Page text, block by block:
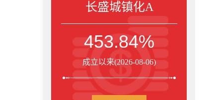
长盛城镇化A
453.84%
成立以来(2026-08-06)